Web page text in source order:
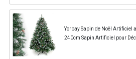
Yorbay Sapin de Noël Artificiel
240cm Sapin Artificiel pour